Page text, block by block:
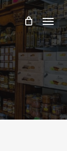
Menu
Close
Cart